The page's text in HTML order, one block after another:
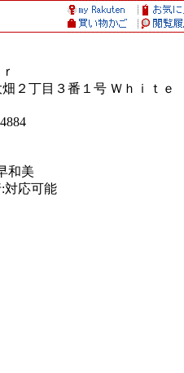
２丁目３番１号 Ｗｈｉｔｅ
和美
対応可能